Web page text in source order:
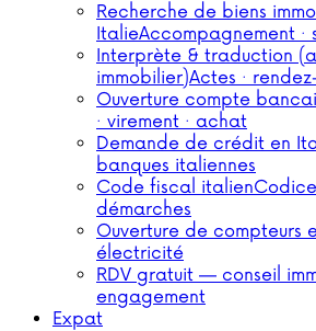
Recherche de biens
ItalieAccompagnement ·
Interprète & traduction
immobilier)Actes ·
Ouverture compte
· virement · achat
Demande de crédit en
banques italiennes
Code fiscal italien
démarches
Ouverture de compteurs
électricité
RDV gratuit — conseil
engagement
Expat